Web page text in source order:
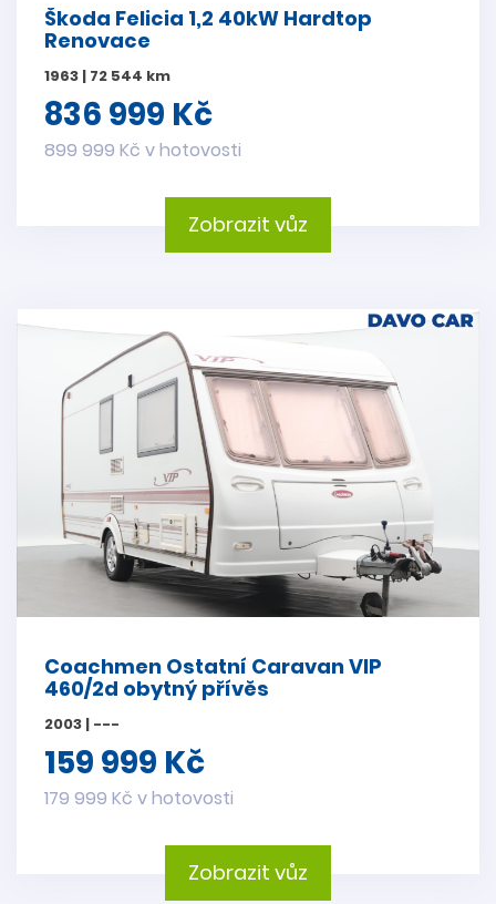
Škoda Felicia 1,2 40kW Hardtop
Renovace
1963 | 72 544 km
836 999 Kč
899 999 Kč v hotovosti
Zobrazit vůz
Coachmen Ostatní Caravan VIP
460/2d obytný přívěs
2003 | ---
159 999 Kč
179 999 Kč v hotovosti
Zobrazit vůz